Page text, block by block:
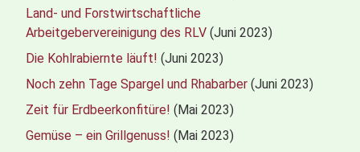
Land- und Forstwirtschaftliche
Arbeitgebervereinigung des RLV (Juni 2023)
Die Kohlrabiernte läuft! (Juni 2023)
Noch zehn Tage Spargel und Rhabarber (Juni 2023)
Zeit für Erdbeerkonfitüre! (Mai 2023)
Gemüse – ein Grillgenuss! (Mai 2023)